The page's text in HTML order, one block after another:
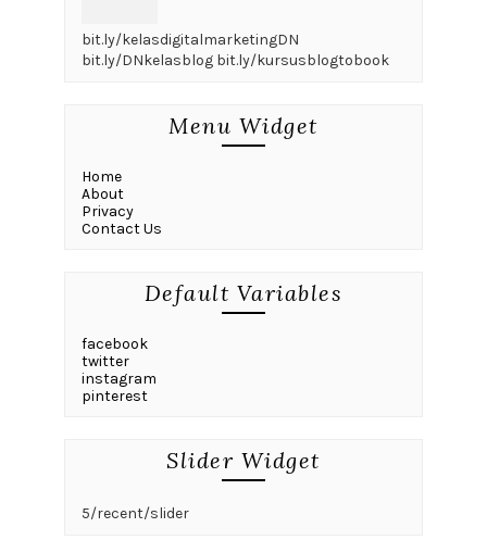
bit.ly/kelasdigitalmarketingDN
bit.ly/DNkelasblog bit.ly/kursusblogtobook
Menu Widget
Home
About
Privacy
Contact Us
Default Variables
facebook
twitter
instagram
pinterest
Slider Widget
5/recent/slider